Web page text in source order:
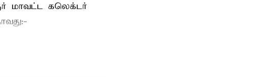
மாவட்ட கலெக்டர்